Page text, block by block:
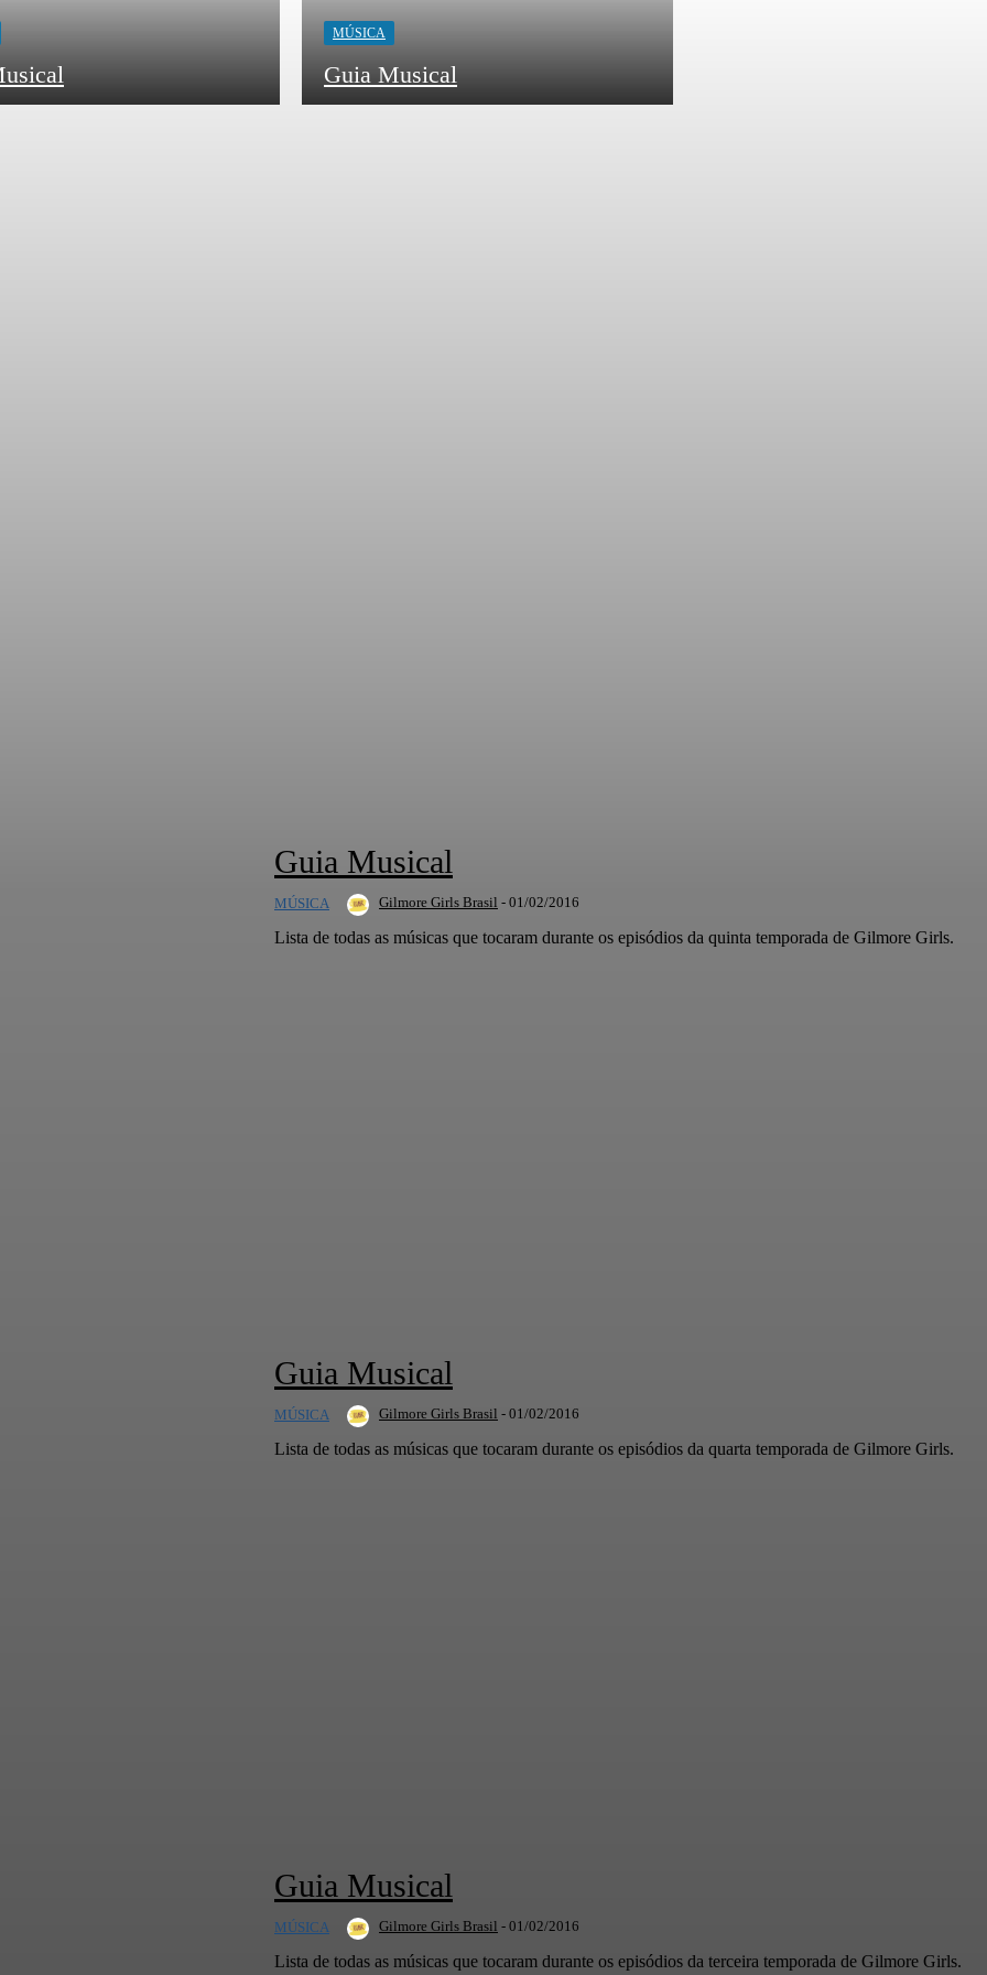
MÚSICA
Guia Musical
Guia Musical
MÚSICA Gilmore Girls Brasil - 01/02/2016
Lista de todas as músicas que tocaram durante os episódios da quinta temporada de Gilmore Girls.
Guia Musical
MÚSICA Gilmore Girls Brasil - 01/02/2016
Lista de todas as músicas que tocaram durante os episódios da quarta temporada de Gilmore Girls.
Guia Musical
MÚSICA Gilmore Girls Brasil - 01/02/2016
Lista de todas as músicas que tocaram durante os episódios da terceira temporada de Gilmore Girls.